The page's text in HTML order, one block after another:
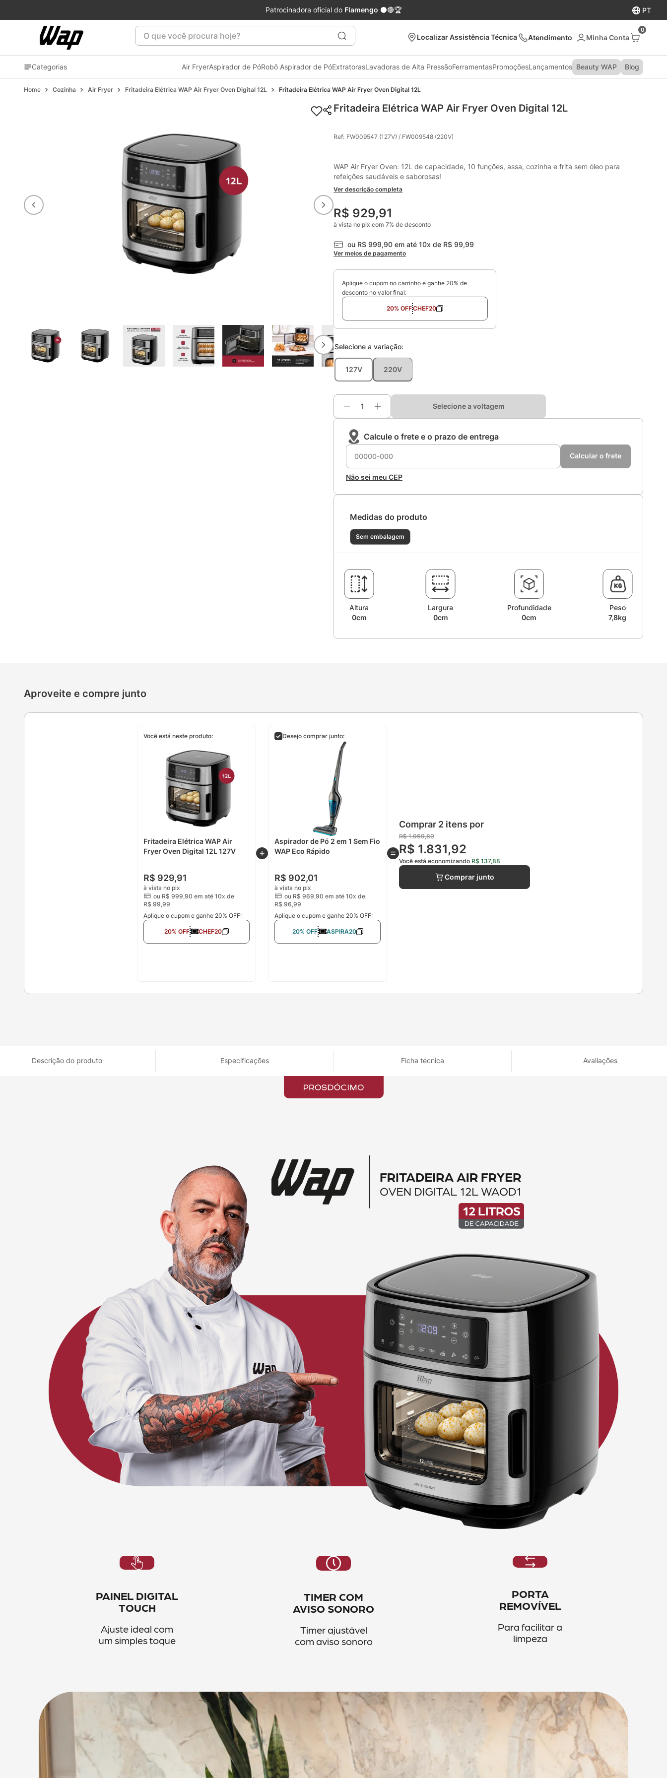
PT
Patrocinadora oficial do Flamengo ⚫🔴🏆
O que você procura hoje?
Localizar Assistência Técnica Atendimento
0
Categorias Air FryerAspirador de PóRobô Aspirador de PóExtratorasLavadoras de Alta PressãoFerramentasPromoçõesLançamentos Beauty WAP Blog
Cozinha Air Fryer Fritadeira Elétrica WAP Air Fryer Oven Digital 12L Fritadeira Elétrica WAP Air Fryer Oven Digital 12L
Fritadeira Elétrica WAP Air Fryer Oven Digital 12L
Ref: FW009547 (127V) / FW009548 (220V)
WAP Air Fryer Oven: 12L de capacidade, 10 funções, assa, cozinha e frita sem óleo para
refeições saudáveis e saborosas!
Ver descrição completa
R$ 929,91
à vista no pix com 7% de desconto
ou R$ 999,90 em até 10x de R$ 99,99
Ver meios de pagamento
Aplique o cupom no carrinho e ganhe 20% de
desconto no valor final:
20% OFFCHEF20
Selecione a variação:
127V 220V
Selecione a voltagem
Calcule o frete e o prazo de entrega
Calcular o frete
Não sei meu CEP
Medidas do produto
Sem embalagem
Altura
0cm
Largura
0cm
Profundidade
0cm
Peso
7,8kg
Aproveite e compre junto
Você está neste produto:
Fritadeira Elétrica WAP Air
Fryer Oven Digital 12L 127V
R$ 929,91
à vista no pix
ou R$ 999 90 em até 10x de
R$ 99 99
Aplique o cupom e ganhe 20% OFF:
20% OFF CHEF20
Desejo comprar junto:
Aspirador de Pó 2 em 1 Sem Fio
WAP Eco Rápido
R$ 902,01
à vista no pix
ou R$ 969 90 em até 10x de
R$ 96 99
Aplique o cupom e ganhe 20% OFF:
20% OFF ASPIRA20
Comprar 2 itens por
R$ 1.969,80
R$ 1.831,92
Você está economizando R$ 137,88
Comprar junto
Descrição do produto Especificações Ficha técnica Avaliações
PAINEL DIGITAL
TOUCH
Ajuste ideal com
um simples toque
TIMER COM
AVISO SONORO
Timer ajustável
com aviso sonoro
PORTA
REMOVÍVEL
Para facilitar a
limpeza